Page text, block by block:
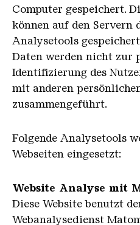
Computer gespeichert.
können auf den Servern
Analysetools
Daten werden nicht zur
Identifizierung des
mit anderen
zusammengeführt.
Folgende Analysetools
Webseiten eingesetzt:
Website Analyse mit
Diese Website benutzt
Webanalysedienst